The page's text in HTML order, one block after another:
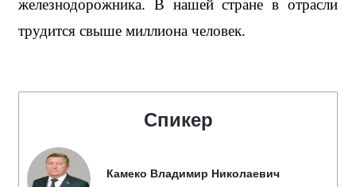
железнодорожника. В нашей стране в отрасли
трудится свыше миллиона человек.
Спикер
Камеко Владимир Николаевич